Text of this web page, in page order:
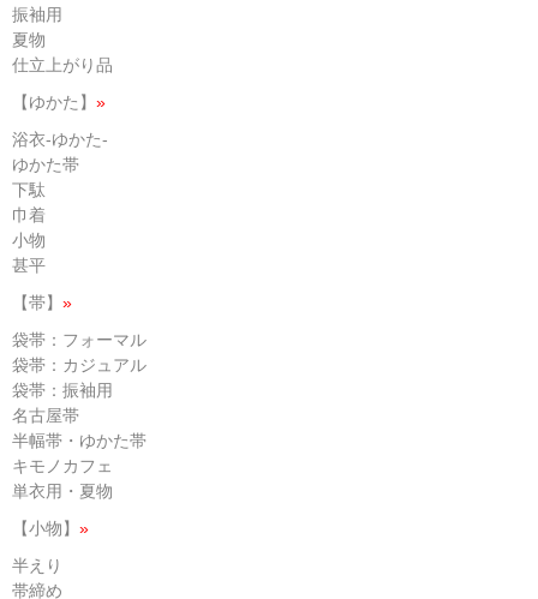
振袖用
夏物
仕立上がり品
【ゆかた】 »
浴衣-ゆかた-
ゆかた帯
下駄
巾着
小物
甚平
【帯】 »
袋帯：フォーマル
袋帯：カジュアル
袋帯：振袖用
名古屋帯
半幅帯・ゆかた帯
キモノカフェ
単衣用・夏物
【小物】 »
半えり
帯締め